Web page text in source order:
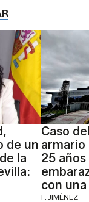
de un
la
Caso
armario
25
con
F. JIMÉNEZ